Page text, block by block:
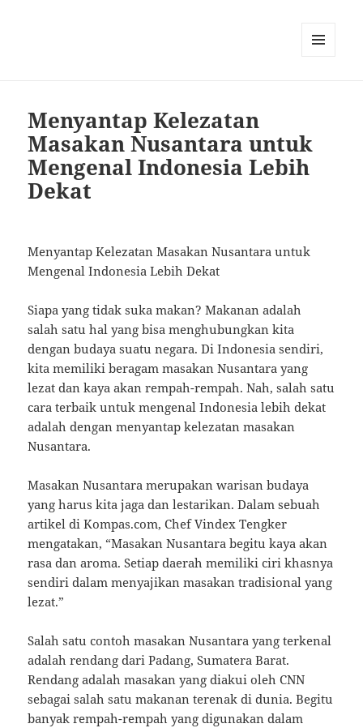
Menyantap Kelezatan
Masakan Nusantara untuk
Mengenal Indonesia Lebih
Dekat
Menyantap Kelezatan Masakan Nusantara untuk
Mengenal Indonesia Lebih Dekat
Siapa yang tidak suka makan? Makanan adalah
salah satu hal yang bisa menghubungkan kita
dengan budaya suatu negara. Di Indonesia sendiri,
kita memiliki beragam masakan Nusantara yang
lezat dan kaya akan rempah-rempah. Nah, salah satu
cara terbaik untuk mengenal Indonesia lebih dekat
adalah dengan menyantap kelezatan masakan
Nusantara.
Masakan Nusantara merupakan warisan budaya
yang harus kita jaga dan lestarikan. Dalam sebuah
artikel di Kompas.com, Chef Vindex Tengker
mengatakan, “Masakan Nusantara begitu kaya akan
rasa dan aroma. Setiap daerah memiliki ciri khasnya
sendiri dalam menyajikan masakan tradisional yang
lezat.”
Salah satu contoh masakan Nusantara yang terkenal
adalah rendang dari Padang, Sumatera Barat.
Rendang adalah masakan yang diakui oleh CNN
sebagai salah satu makanan terenak di dunia. Begitu
banyak rempah-rempah yang digunakan dalam